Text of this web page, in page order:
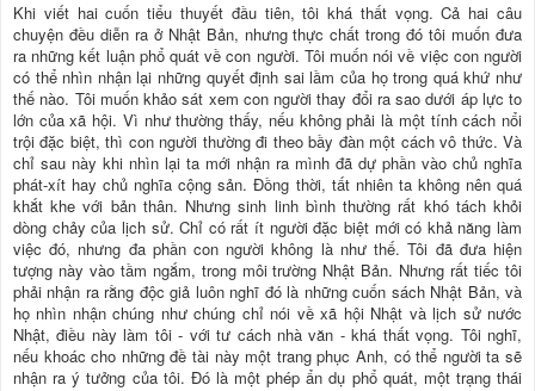
Khi viết hai cuốn tiểu thuyết đầu tiên, tôi khá thất vọng. Cả hai câu
chuyện đều diễn ra ở Nhật Bản, nhưng thực chất trong đó tôi muốn đưa
ra những kết luận phổ quát về con người. Tôi muốn nói về việc con người
có thể nhìn nhận lại những quyết định sai lầm của họ trong quá khứ như
thế nào. Tôi muốn khảo sát xem con người thay đổi ra sao dưới áp lực to
lớn của xã hội. Vì như thường thấy, nếu không phải là một tính cách nổi
trội đặc biệt, thì con người thường đi theo bầy đàn một cách vô thức. Và
chỉ sau này khi nhìn lại ta mới nhận ra mình đã dự phần vào chủ nghĩa
phát-xít hay chủ nghĩa cộng sản. Đồng thời, tất nhiên ta không nên quá
khắt khe với bản thân. Nhưng sinh linh bình thường rất khó tách khỏi
dòng chảy của lịch sử. Chỉ có rất ít người đặc biệt mới có khả năng làm
việc đó, nhưng đa phần con người không là như thế. Tôi đã đưa hiện
tượng này vào tầm ngắm, trong môi trường Nhật Bản. Nhưng rất tiếc tôi
phải nhận ra rằng độc giả luôn nghĩ đó là những cuốn sách Nhật Bản, và
họ nhìn nhận chúng như chúng chỉ nói về xã hội Nhật và lịch sử nước
Nhật, điều này làm tôi - với tư cách nhà văn - khá thất vọng. Tôi nghĩ,
nếu khoác cho những đề tài này một trang phục Anh, có thể người ta sẽ
nhận ra ý tưởng của tôi. Đó là một phép ẩn dụ phổ quát, một trạng thái